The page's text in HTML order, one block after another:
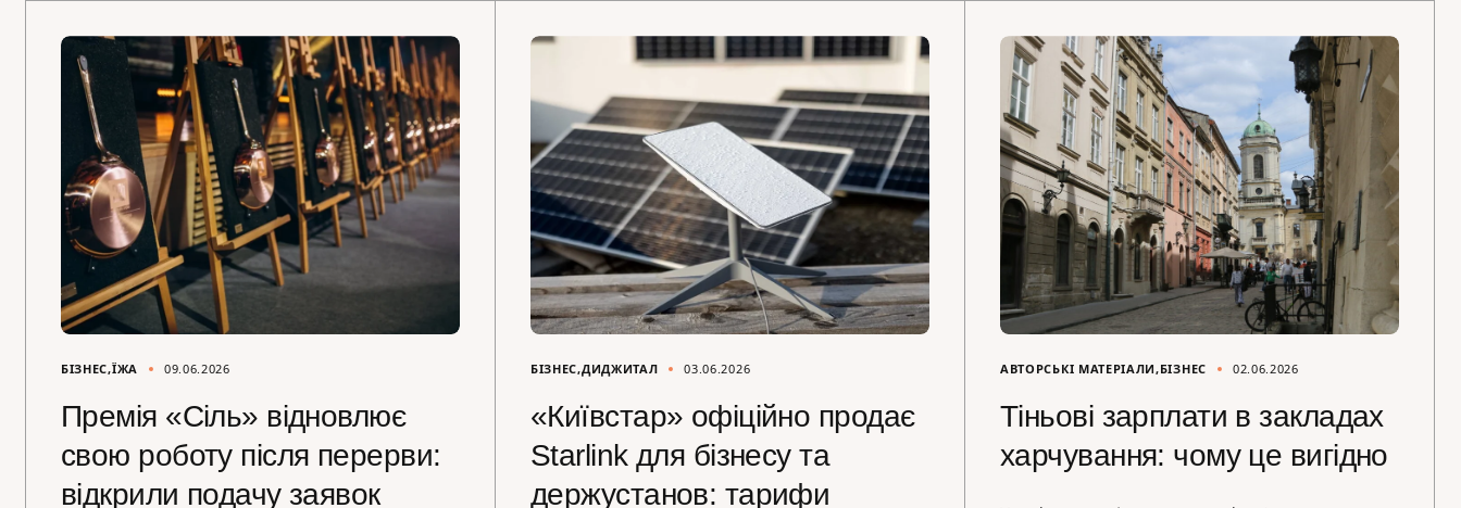
БІЗНЕС ЇЖА 09.06.2026
Премія «Сіль» відновлює
свою роботу після перерви:
відкрили подачу заявок
БІЗНЕС ДИДЖИТАЛ 03.06.2026
«Київстар» офіційно продає
Starlink для бізнесу та
держустанов: тарифи
АВТОРСЬКІ МАТЕРІАЛИ БІЗНЕС 02.06.2026
Тіньові зарплати в закладах
харчування: чому це вигідно